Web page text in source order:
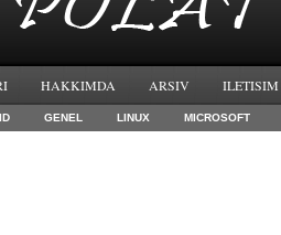
HAKKIMDA ARSIV ILETISIM
GENEL LINUX MICROSOFT